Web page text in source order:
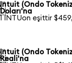
Intuit (Ondo
Doları'na
1 INTUon eşittir
Intuit (Ondo
Reali'na